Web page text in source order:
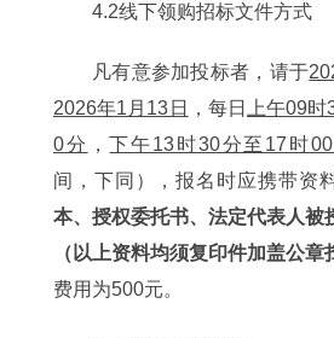
4.2线下领购招标文件方式
凡有意参加投标者，请于
2026年1月13日
，每日
上午09
0分 ，下午13时30分至17时
间，下同），报名时应携带资
本、授权委托书、法定代表人被
（以上资料均须复印件加盖公章
费用为500元。